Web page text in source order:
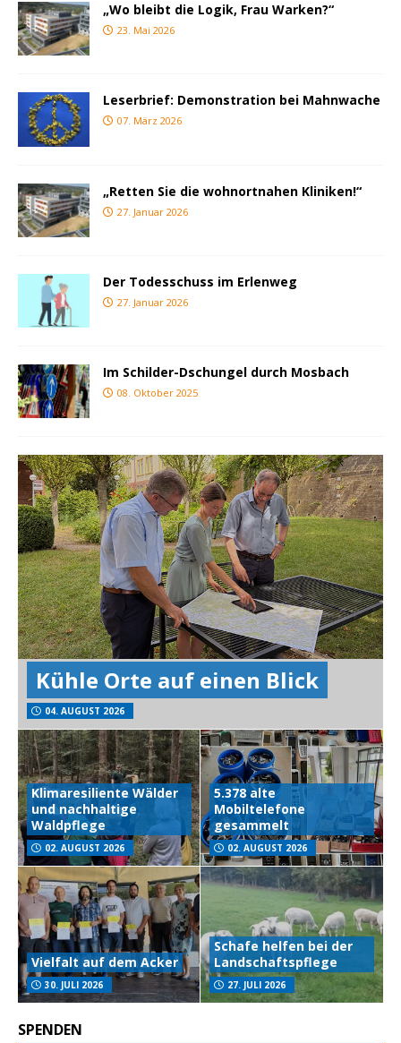
„Wo bleibt die Logik, Frau Warken?“
23. Mai 2026
Leserbrief: Demonstration bei Mahnwache
07. März 2026
„Retten Sie die wohnortnahen Kliniken!“
27. Januar 2026
Der Todesschuss im Erlenweg
27. Januar 2026
Im Schilder-Dschungel durch Mosbach
08. Oktober 2025
Kühle Orte auf einen Blick
04. AUGUST 2026
Klimaresiliente Wälder
und nachhaltige
Waldpflege
02. AUGUST 2026
5.378 alte
Mobiltelefone
gesammelt
02. AUGUST 2026
Vielfalt auf dem Acker
30. JULI 2026
Schafe helfen bei der
Landschaftspflege
27. JULI 2026
SPENDEN